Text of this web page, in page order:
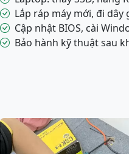
Lắp ráp máy mới, đi
Cập nhật BIOS, cài
Bảo hành kỹ thuật sau